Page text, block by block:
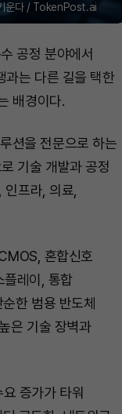
키운다 / TokenPost.ai
공정 분야에서
과는 다른 길을 택한
배경이다.
션을 전문으로 하는
기술 개발과 공정
프라, 의료,
혼합신호
레이, 통합
한 범용 반도체
은 기술 장벽과
증가가 타워